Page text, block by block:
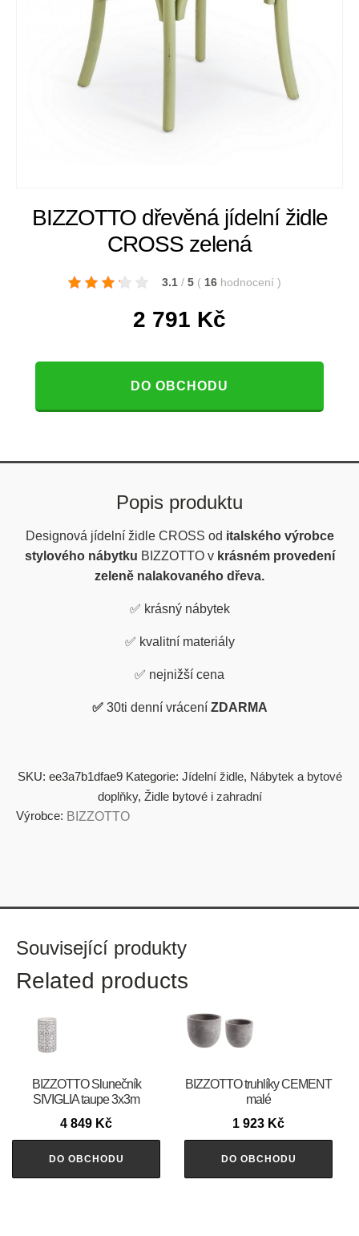
BIZZOTTO dřevěná jídelní židle
CROSS zelená
3.1 / 5 ( 16 hodnocení )
2 791 Kč
DO OBCHODU
Popis produktu
Designová jídelní židle CROSS od italského výrobce
stylového nábytku BIZZOTTO v krásném provedení
zeleně nalakovaného dřeva.
✅ krásný nábytek
✅ kvalitní materiály
✅ nejnižší cena
✅ 30ti denní vrácení ZDARMA
SKU: ee3a7b1dfae9 Kategorie: Jídelní židle, Nábytek a bytové
doplňky, Židle bytové i zahradní
Výrobce: BIZZOTTO
Související produkty
Related products
BIZZOTTO Slunečník
SIVIGLIA taupe 3x3m
4 849 Kč
DO OBCHODU
BIZZOTTO truhlíky CEMENT
malé
1 923 Kč
DO OBCHODU